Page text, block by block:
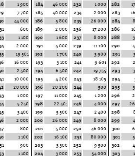
1 900
7 700
44 000
600
1 100
2 000
19 501
16 000
2 500
10 000
20 000
1 000
5 250
3 400
2 000
800
1 100
900
1 100
184
46 000
185
40 000
186
5 800
189
2 000
190
1 600
191
5 000
192
1 700
193
3 100
194
6 500
195
4 200
196
20 200
197
11 000
198
22 501
199
5 500
200
26 000
201
5 000
202
16 100
203
3 300
204
3 000
232
1 000
234
2 000
235
26 000
236
17 200
237
8 000
239
11 100
240
3 900
241
9 601
242
19 755
243
18 105
244
500
245
1 200
246
4 000
247
2 400
249
8 000
250
46 000
251
80 000
252
9 500
253
54 000
282
283
284
286
288
290
291
292
293
294
295
296
297
298
299
300
301
302
303